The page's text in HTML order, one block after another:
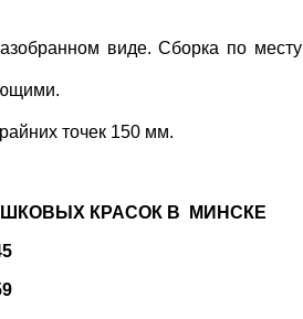
виде. Сборка по месту
точек 150 мм.
КРАСОК В МИНСКЕ